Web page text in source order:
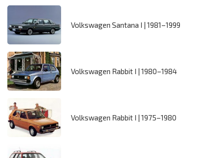
Volkswagen Santana I | 1981–1999
Volkswagen Rabbit I | 1980–1984
Volkswagen Rabbit I | 1975–1980